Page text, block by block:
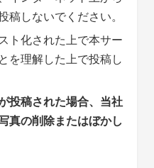
稿しないでください。
ト化された上で本サー
を理解した上で投稿し
投稿された場合、当社
真の削除またはぼかし